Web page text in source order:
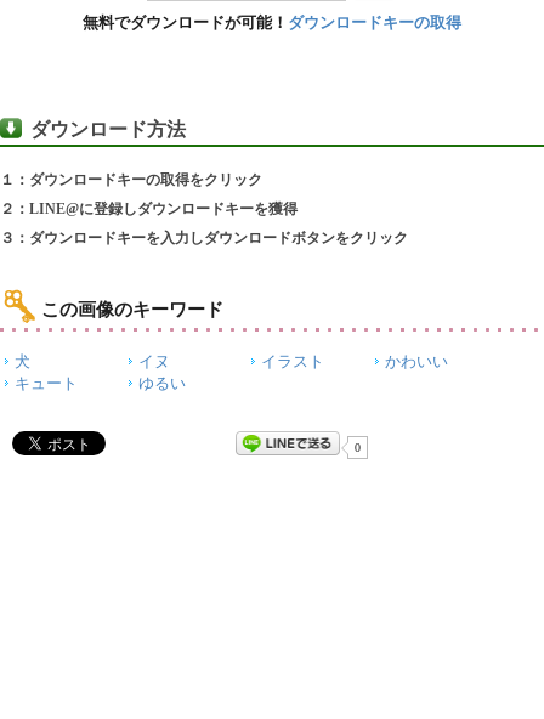
無料でダウンロードが可能！ ダウンロードキーの取得
ダウンロード方法
１：ダウンロードキーの取得をクリック
２：LINE@に登録しダウンロードキーを獲得
３：ダウンロードキーを入力しダウンロードボタンをクリック
この画像のキーワード
犬 イヌ イラスト
かわいい
キュート
ゆるい
0